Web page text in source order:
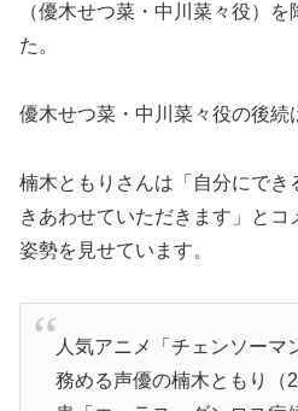
（優木せつ菜・中川菜々役）
た。
優木せつ菜・中川菜々役の後続
楠木ともりさんは「自分にでき
きあわせていただきます」とコ
姿勢を見せています。
人気アニメ「チェンソーマ
務める声優の楠木ともり（